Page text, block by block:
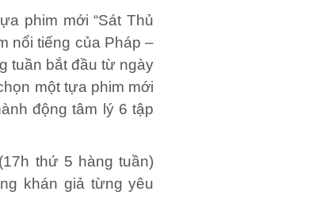
phim mới “Sát Thủ
nổi tiếng của Pháp –
tuần bắt đầu từ ngày
một tựa phim mới
động tâm lý 6 tập
thứ 5 hàng tuần)
khán giả từng yêu